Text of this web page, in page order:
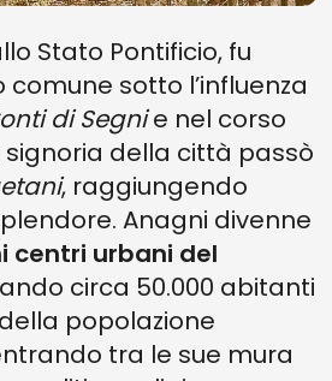
Stato Pontificio, fu
sotto l’influenza
di Segnie nel corso
della città passò
, raggiungendo
Anagni divenne
centri urbani del
circa 50.000 abitanti
popolazione
tra le sue mura